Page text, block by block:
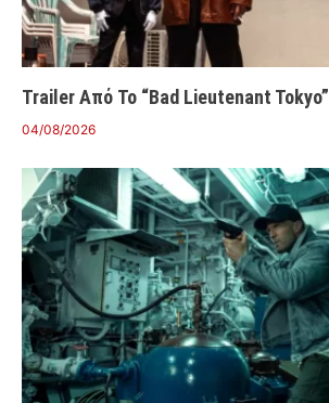
Trailer Από Το “Bad Lieutenant Tokyo”
04/08/2026